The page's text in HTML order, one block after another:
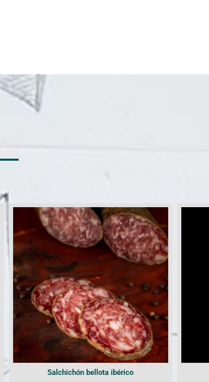
Salchichón bellota ibérico